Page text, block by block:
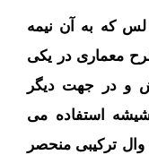
که به آن نیمه
معماری در یکی
و در جهت دیگر
استفاده می
ترکیبی منحصر